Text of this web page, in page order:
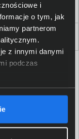
i
o tym, jak
partnerom
z innymi danymi
podczas